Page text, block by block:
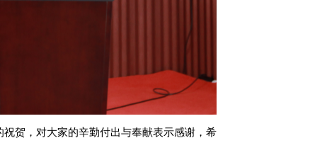
贺，对大家的辛勤付出与奉献表示感谢，希